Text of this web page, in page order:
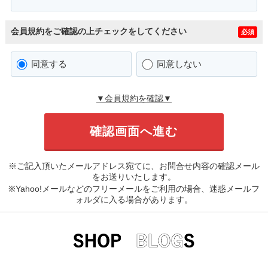
会員規約をご確認の上チェックをしてください 必須
同意する 同意しない
▼会員規約を確認▼
※ご記入頂いたメールアドレス宛てに、お問合せ内容の確認メール
をお送りいたします。
※Yahoo!メールなどのフリーメールをご利用の場合、迷惑メールフ
ォルダに入る場合があります。